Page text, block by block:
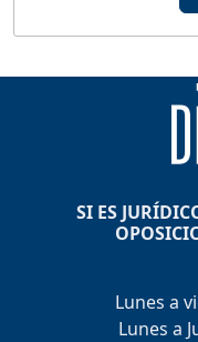
SI ES
Lunes a
Lunes a